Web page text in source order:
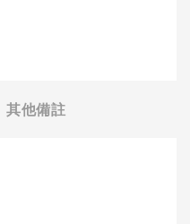
其他備註